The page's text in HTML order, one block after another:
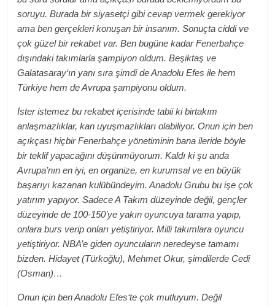
soruyu. Burada bir siyasetçi gibi cevap vermek gerekiyor
ama ben gerçekleri konuşan bir insanım. Sonuçta ciddi ve
çok güzel bir rekabet var. Ben bugüne kadar Fenerbahçe
dışındaki takımlarla şampiyon oldum. Beşiktaş ve
Galatasaray‘ın yanı sıra şimdi de Anadolu Efes ile hem
Türkiye hem de Avrupa şampiyonu oldum.
İster istemez bu rekabet içerisinde tabii ki birtakım
anlaşmazlıklar, kan uyuşmazlıkları olabiliyor. Onun için ben
açıkçası hiçbir Fenerbahçe yönetiminin bana ileride böyle
bir teklif yapacağını düşünmüyorum. Kaldı ki şu anda
Avrupa’nın en iyi, en organize, en kurumsal ve en büyük
başarıyı kazanan kulübündeyim. Anadolu Grubu bu işe çok
yatırım yapıyor. Sadece A Takım düzeyinde değil, gençler
düzeyinde de 100-150’ye yakın oyuncuya tarama yapıp,
onlara burs verip onları yetiştiriyor. Milli takımlara oyuncu
yetiştiriyor. NBA’e giden oyuncuların neredeyse tamamı
bizden. Hidayet (Türkoğlu), Mehmet Okur, şimdilerde Cedi
(Osman)…
Onun için ben Anadolu Efes‘te çok mutluyum. Değil